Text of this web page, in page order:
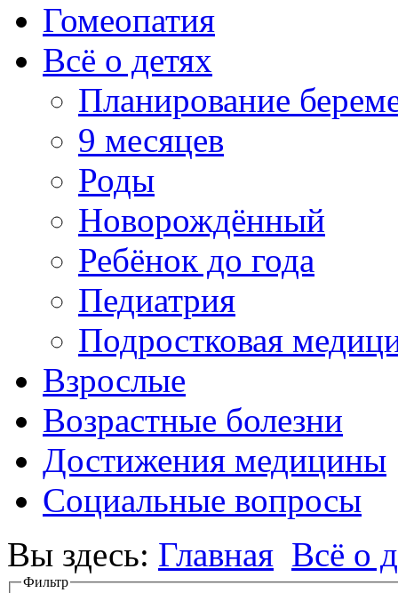
Гомеопатия
Всё о детях
Планирование
9 месяцев
Роды
Новорождённый
Ребёнок до года
Педиатрия
Подростковая
Взрослые
Возрастные болезни
Достижения медицины
Социальные вопросы
Вы здесь: Главная Всё о
Фильтр